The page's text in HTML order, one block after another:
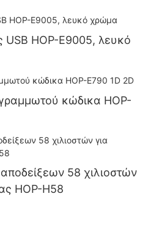
HOP-E9005, λευκό
κώδικα HOP-
58 χιλιοστών
HOP-H58